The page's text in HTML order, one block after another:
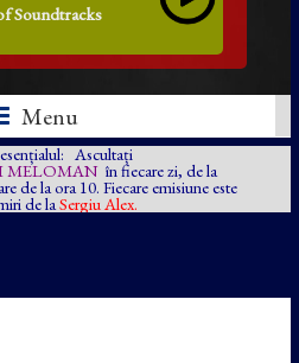
Soundtracks
Menu
Ascultați
MELOMAN în fiecare zi, de la
de la ora 10. Fiecare emisiune este
de la Sergiu Alex.